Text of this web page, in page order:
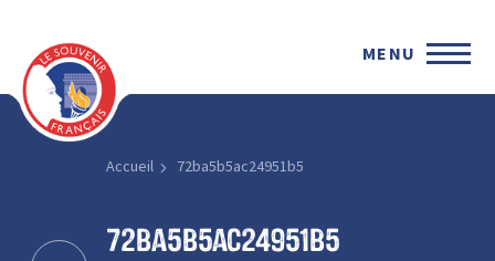
MENU
Accueil 72ba5b5ac24951b5
72ba5b5ac24951b5